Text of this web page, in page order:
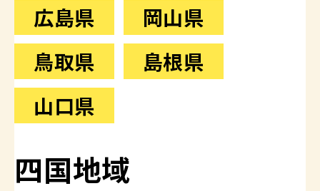
広島県
岡山県
鳥取県
島根県
山口県
四国地域